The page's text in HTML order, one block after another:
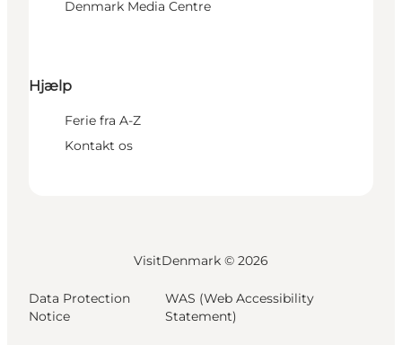
Denmark Media Centre
Hjælp
Ferie fra A-Z
Kontakt os
VisitDenmark © 2026
Data Protection
Notice
WAS (Web Accessibility
Statement)